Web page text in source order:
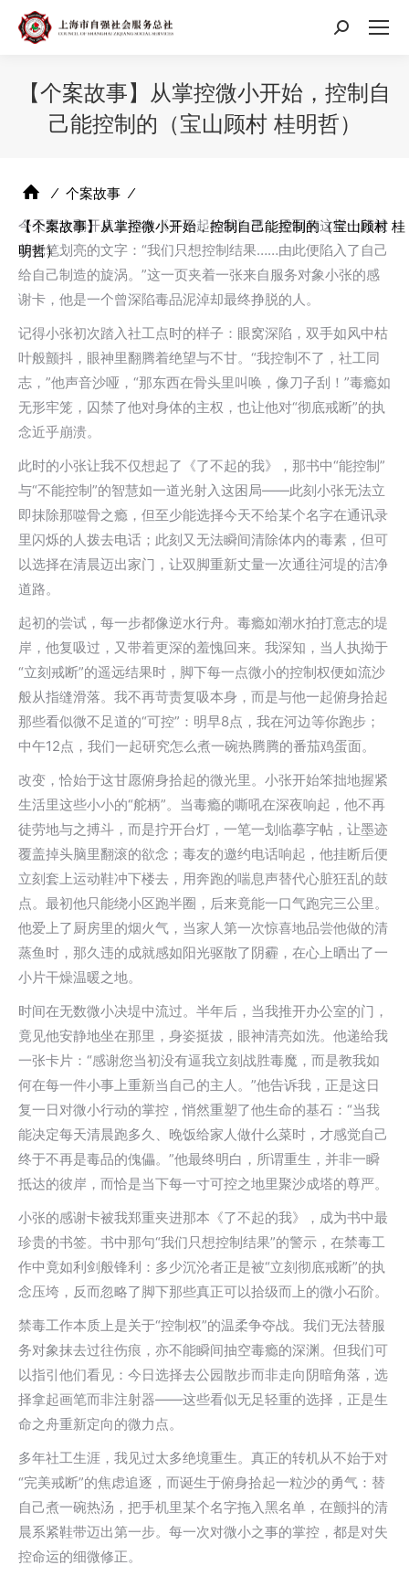
搜
【个案故事】从掌控微小开始，控制自
己能控制的（宝山顾村 桂明哲）
⁄ 个案故事 ⁄
【个案故事】从掌控微小开始，控制自己能控制的（宝山顾村 桂
明哲）
今天再次翻开桌上那本《了不起的我》里，里面有这样一段被
荧光笔划亮的文字：“我们只想控制结果……由此便陷入了自己
给自己制造的旋涡。”这一页夹着一张来自服务对象小张的感
谢卡，他是一个曾深陷毒品泥淖却最终挣脱的人。
记得小张初次踏入社工点时的样子：眼窝深陷，双手如风中枯
叶般颤抖，眼神里翻腾着绝望与不甘。“我控制不了，社工同
志，”他声音沙哑，“那东西在骨头里叫唤，像刀子刮！”毒瘾如
无形牢笼，囚禁了他对身体的主权，也让他对“彻底戒断”的执
念近乎崩溃。
此时的小张让我不仅想起了《了不起的我》，那书中“能控制”
与“不能控制”的智慧如一道光射入这困局——此刻小张无法立
即抹除那噬骨之瘾，但至少能选择今天不给某个名字在通讯录
里闪烁的人拨去电话；此刻又无法瞬间清除体内的毒素，但可
以选择在清晨迈出家门，让双脚重新丈量一次通往河堤的洁净
道路。
起初的尝试，每一步都像逆水行舟。毒瘾如潮水拍打意志的堤
岸，他复吸过，又带着更深的羞愧回来。我深知，当人执拗于
“立刻戒断”的遥远结果时，脚下每一点微小的控制权便如流沙
般从指缝滑落。我不再苛责复吸本身，而是与他一起俯身拾起
那些看似微不足道的“可控”：明早8点，我在河边等你跑步；
中午12点，我们一起研究怎么煮一碗热腾腾的番茄鸡蛋面。
改变，恰始于这甘愿俯身拾起的微光里。小张开始笨拙地握紧
生活里这些小小的“舵柄”。当毒瘾的嘶吼在深夜响起，他不再
徒劳地与之搏斗，而是拧开台灯，一笔一划临摹字帖，让墨迹
覆盖掉头脑里翻滚的欲念；毒友的邀约电话响起，他挂断后便
立刻套上运动鞋冲下楼去，用奔跑的喘息声替代心脏狂乱的鼓
点。最初他只能绕小区跑半圈，后来竟能一口气跑完三公里。
他爱上了厨房里的烟火气，当家人第一次惊喜地品尝他做的清
蒸鱼时，那久违的成就感如阳光驱散了阴霾，在心上晒出了一
小片干燥温暖之地。
时间在无数微小决堤中流过。半年后，当我推开办公室的门，
竟见他安静地坐在那里，身姿挺拔，眼神清亮如洗。他递给我
一张卡片：“感谢您当初没有逼我立刻战胜毒魔，而是教我如
何在每一件小事上重新当自己的主人。”他告诉我，正是这日
复一日对微小行动的掌控，悄然重塑了他生命的基石：“当我
能决定每天清晨跑多久、晚饭给家人做什么菜时，才感觉自己
终于不再是毒品的傀儡。”他最终明白，所谓重生，并非一瞬
抵达的彼岸，而恰是当下每一寸可控之地里聚沙成塔的尊严。
小张的感谢卡被我郑重夹进那本《了不起的我》，成为书中最
珍贵的书签。书中那句“我们只想控制结果”的警示，在禁毒工
作中竟如利剑般锋利：多少沉沦者正是被“立刻彻底戒断”的执
念压垮，反而忽略了脚下那些真正可以拾级而上的微小石阶。
禁毒工作本质上是关于“控制权”的温柔争夺战。我们无法替服
务对象抹去过往伤痕，亦不能瞬间抽空毒瘾的深渊。但我们可
以指引他们看见：今日选择去公园散步而非走向阴暗角落，选
择拿起画笔而非注射器——这些看似无足轻重的选择，正是生
命之舟重新定向的微力点。
多年社工生涯，我见过太多绝境重生。真正的转机从不始于对
“完美戒断”的焦虑追逐，而诞生于俯身拾起一粒沙的勇气：替
自己煮一碗热汤，把手机里某个名字拖入黑名单，在颤抖的清
晨系紧鞋带迈出第一步。每一次对微小之事的掌控，都是对失
控命运的细微修正。